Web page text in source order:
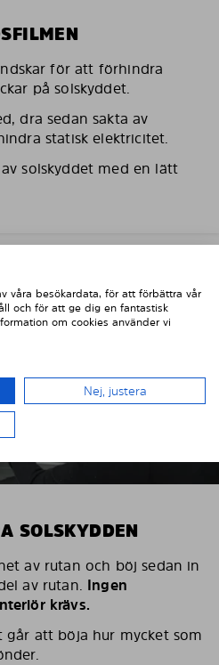
för att förhindra
på solskyddet.
dra sedan sakta av
statisk elektricitet.
solskyddet med en lätt
SOLSKYDDEN
av rutan och böj sedan in
av rutan. Ingen
krävs.
går att böja hur mycket som
våra besökardata, för att förbättra vår
och för att ge dig en fantastisk
om cookies använder vi
Nej, justera